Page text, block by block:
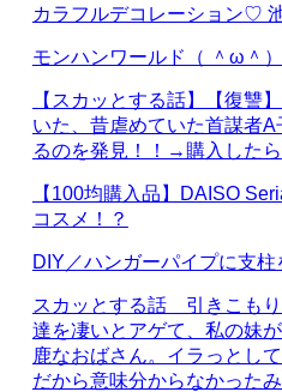
カラフルデコレーション♡
モンハンワールド（ ＾ω＾
【スカッとする話】【復讐
いた、昔虐めていた首謀者
るのを発見！！→購入したら
【100均購入品】DAISO
コスメ！？
DIY／ハンガーパイプに支柱
スカッとする話 引きこも
達を凄いとアゲて、私の妹
鹿なおばさん。イラっとし
だから意味分からなかった